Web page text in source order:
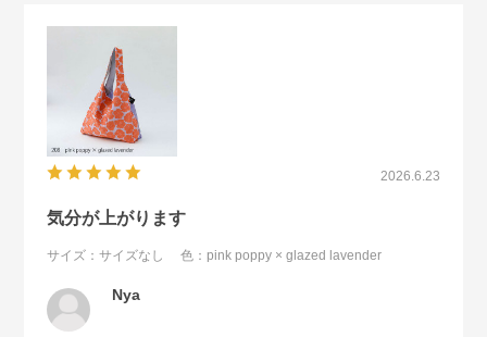
2026.6.23
気分が上がります
サイズ：サイズなし 色：pink poppy × glazed lavender
Nya